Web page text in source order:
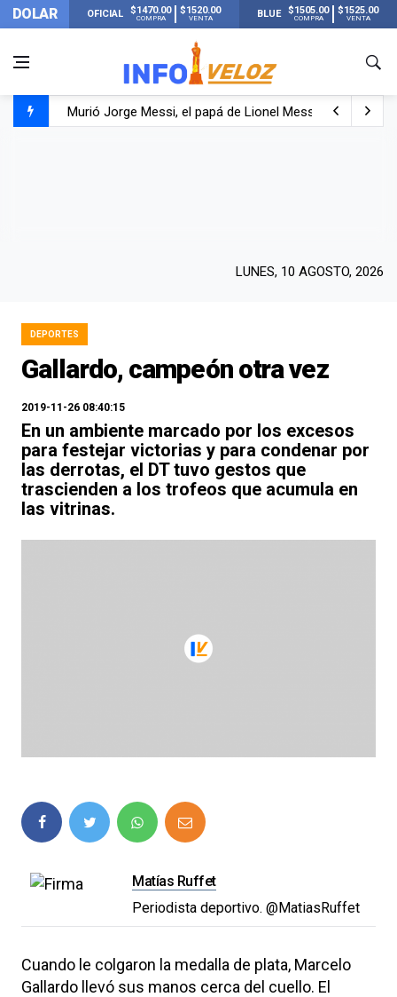
DOLAR OFICIAL $1470.00
COMPRA
$1520.00
VENTA BLUE $1505.00
COMPRA
$1525.00
VENTA
Murió Jorge Messi, el papá de Lionel Messi
LUNES, 10 AGOSTO, 2026
DEPORTES
Gallardo, campeón otra vez
2019-11-26 08:40:15
En un ambiente marcado por los excesos
para festejar victorias y para condenar por
las derrotas, el DT tuvo gestos que
trascienden a los trofeos que acumula en
las vitrinas.
Matías Ruffet
Periodista deportivo. @MatiasRuffet
Cuando le colgaron la medalla de plata, Marcelo
Gallardo llevó sus manos cerca del cuello. El